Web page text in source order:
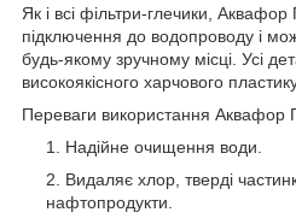
Як і всі фільтри-глечики,
підключення до водопроводу і
будь-якому зручному місці. Усі
високоякісного харчового
Переваги використання Аквафор
Надійне очищення води.
Видаляє хлор, тверді
нафтопродукти.